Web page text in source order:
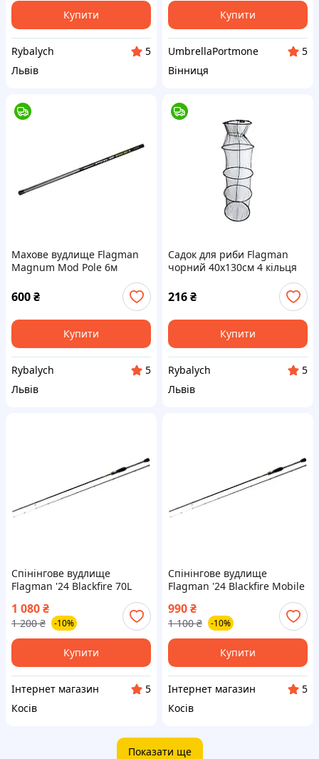
Купити
Rybalych
5
Львів
Купити
UmbrellaPortmone
5
Вінниця
Махове вудлище Flagman
Magnum Mod Pole 6м
600₴
Купити
Rybalych
5
Львів
Садок для риби Flagman
чорний 40х130см 4 кільця
216₴
Купити
Rybalych
5
Львів
Спінінгове вудлище
Flagman '24 Blackfire 70L
1 080₴
1 200 ₴ -10%
Купити
Інтернет магазин
5
Косів
Спінінгове вудлище
Flagman '24 Blackfire Mobile
990₴
1 100 ₴ -10%
Купити
Інтернет магазин
5
Косів
Показати ще